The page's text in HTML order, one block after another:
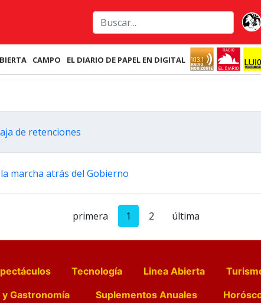
CAMPO EL DIARIO DE PAPEL EN DIGITAL
de retenciones
marcha atrás del Gobierno
primera 1 2 última
Tecnología Linea Abierta
y Gastronomía Suplementos Anuales